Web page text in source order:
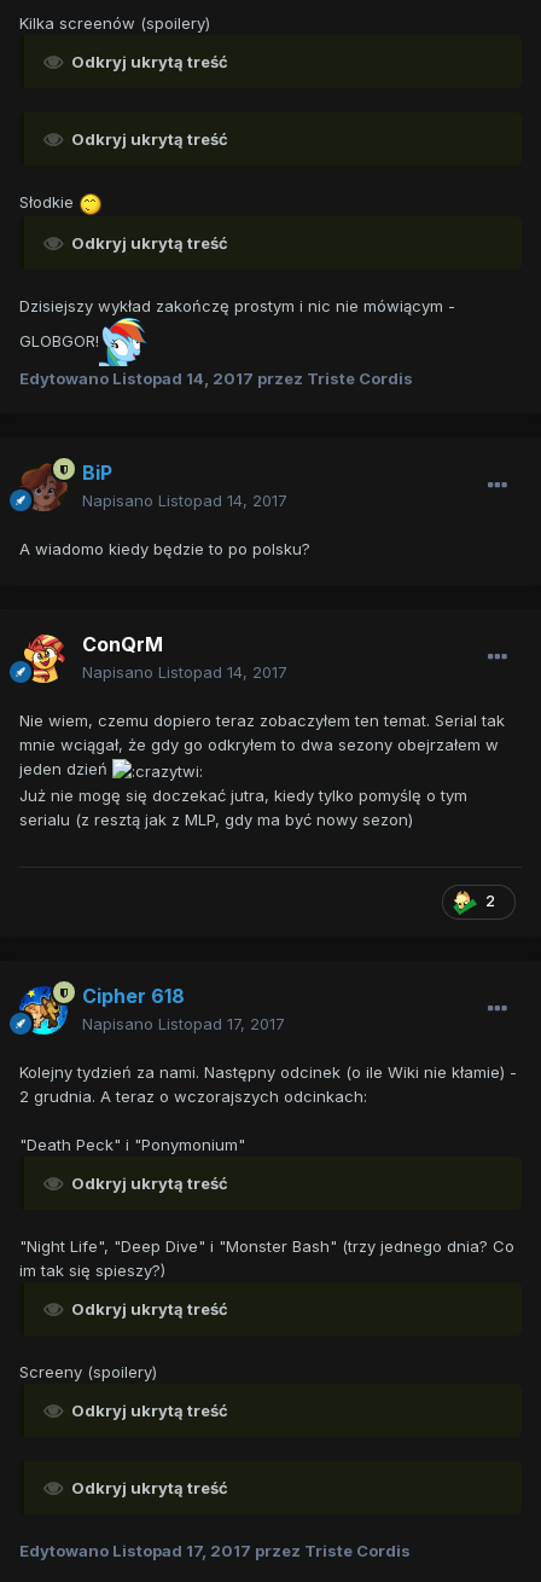
Kilka screenów (spoilery)
Odkryj ukrytą treść
Odkryj ukrytą treść
Słodkie
Odkryj ukrytą treść
Dzisiejszy wykład zakończę prostym i nic nie mówiącym -
GLOBGOR!
Edytowano Listopad 14, 2017 przez Triste Cordis
BiP
Napisano Listopad 14, 2017
A wiadomo kiedy będzie to po polsku?
ConQrM
Napisano Listopad 14, 2017
Nie wiem, czemu dopiero teraz zobaczyłem ten temat. Serial tak
mnie wciągał, że gdy go odkryłem to dwa sezony obejrzałem w
jeden dzień
Już nie mogę się doczekać jutra, kiedy tylko pomyślę o tym
serialu (z resztą jak z MLP, gdy ma być nowy sezon)
2
Cipher 618
Napisano Listopad 17, 2017
Kolejny tydzień za nami. Następny odcinek (o ile Wiki nie kłamie) -
2 grudnia. A teraz o wczorajszych odcinkach:
"Death Peck" i "Ponymonium"
Odkryj ukrytą treść
"Night Life", "Deep Dive" i "Monster Bash" (trzy jednego dnia? Co
im tak się spieszy?)
Odkryj ukrytą treść
Screeny (spoilery)
Odkryj ukrytą treść
Odkryj ukrytą treść
Edytowano Listopad 17, 2017 przez Triste Cordis